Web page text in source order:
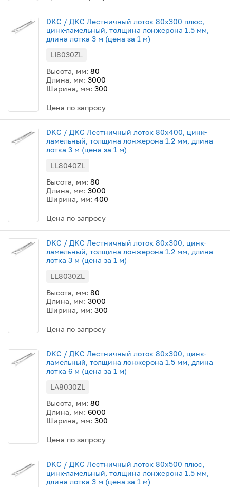
DKC / ДКС Лестничный лоток 80х300 плюс,
цинк-ламельный, толщина лонжерона 1.5 мм,
длина лотка 3 м (цена за 1 м)
LI8030ZL
Высота, мм: 80
Длина, мм: 3000
Ширина, мм: 300
Цена по запросу
DKC / ДКС Лестничный лоток 80х400, цинк-
ламельный, толщина лонжерона 1.2 мм, длина
лотка 3 м (цена за 1 м)
LL8040ZL
Высота, мм: 80
Длина, мм: 3000
Ширина, мм: 400
Цена по запросу
DKC / ДКС Лестничный лоток 80х300, цинк-
ламельный, толщина лонжерона 1.2 мм, длина
лотка 3 м (цена за 1 м)
LL8030ZL
Высота, мм: 80
Длина, мм: 3000
Ширина, мм: 300
Цена по запросу
DKC / ДКС Лестничный лоток 80х300, цинк-
ламельный, толщина лонжерона 1.5 мм, длина
лотка 6 м (цена за 1 м)
LA8030ZL
Высота, мм: 80
Длина, мм: 6000
Ширина, мм: 300
Цена по запросу
DKC / ДКС Лестничный лоток 80х500 плюс,
цинк-ламельный, толщина лонжерона 1.5 мм,
длина лотка 3 м (цена за 1 м)